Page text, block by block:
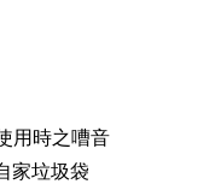
用時之嘈音
家垃圾袋